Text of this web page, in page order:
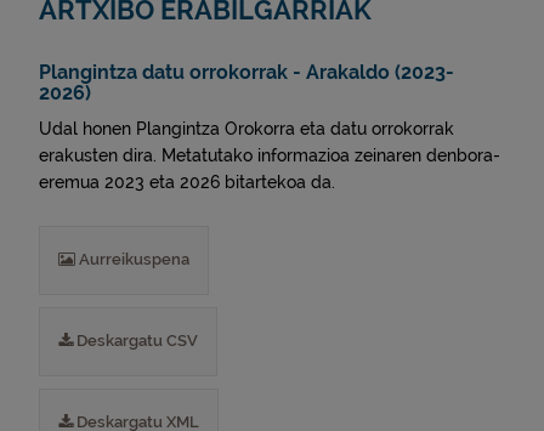
ARTXIBO ERABILGARRIAK
Plangintza datu orrokorrak - Arakaldo (2023-
2026)
Udal honen Plangintza Orokorra eta datu orrokorrak
erakusten dira. Metatutako informazioa zeinaren denbora-
eremua 2023 eta 2026 bitartekoa da.
Aurreikuspena
Deskargatu CSV
Deskargatu XML